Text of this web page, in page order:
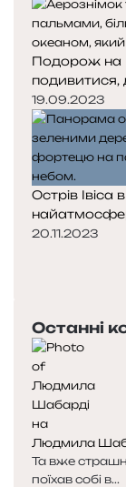
Подорож на
подивитися,
19.09.2023
Острів Івіса
20.11.2023
Останні
Людмила
Та вже
поїхав собі в...